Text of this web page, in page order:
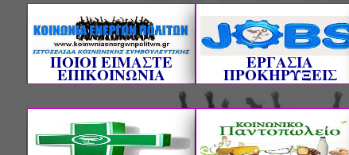
ΠΟΙΟΙ ΕΙΜΑΣΤΕ
ΕΠΙΚΟΙΝΩΝΙΑ
ΕΡΓΑΣΙΑ
ΠΡΟΚΗΡΥΞΕΙΣ